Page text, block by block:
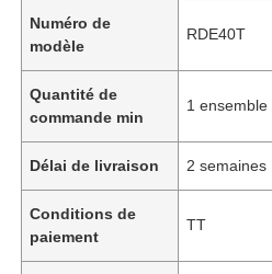
Numéro de
modèle
RDE40T
Quantité de
commande min
1 ensemble
Délai de livraison 2 semaines
Conditions de
paiement
TT